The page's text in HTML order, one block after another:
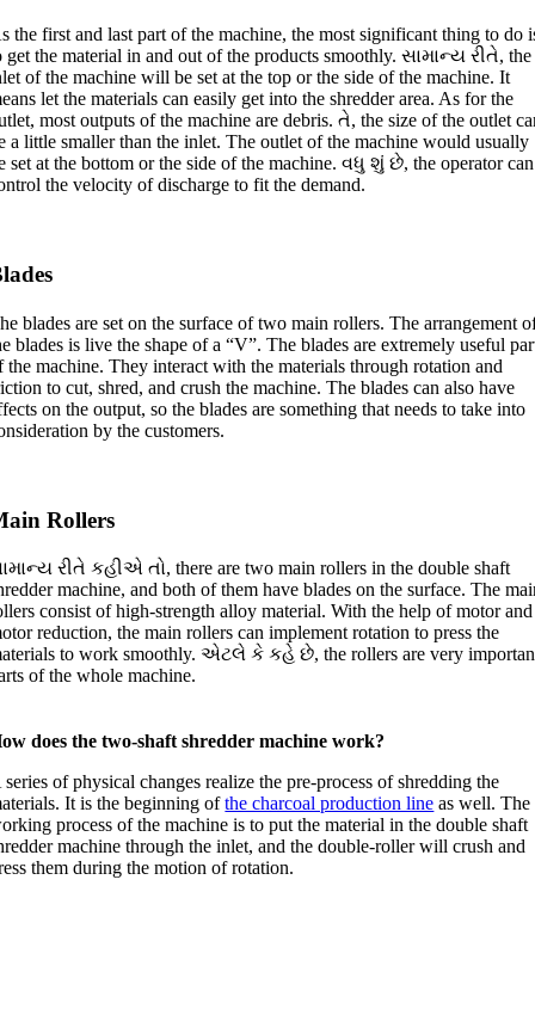
the first and last part of the machine,the most significant thing to do
get the material in and out of the products smoothly. સામાન્ય રીતે,the
of the machine will be set at the top or the side of the machine.It
let the materials can easily get into the shredder area.As for the
,most outputs of the machine are debris. તે,the size of the outlet
a little smaller than the inlet.The outlet of the machine would usually
set at the bottom or the side of the machine. વધુ શું છે,the operator can
the velocity of discharge to fit the demand.
blades are set on the surface of two main rollers.The arrangement
blades is live the shape of a “V”.The blades are extremely useful
the machine.They interact with the materials through rotation and
to cut,shred,and crush the machine.The blades can also have
on the output,so the blades are something that needs to take into
by the customers.
Rollers
રીતે કહીએ તો,there are two main rollers in the double shaft
machine,and both of them have blades on the surface.The
consist of high-strength alloy material.With the help of motor and
reduction,the main rollers can implement rotation to press the
to work smoothly. એટલે કે કહે છે,the rollers are very
of the whole machine.
does the two-shaft shredder machine work?
series of physical changes realize the pre-process of shredding the
.It is the beginning of the charcoal production line as well.The
process of the machine is to put the material in the double shaft
machine through the inlet,and the double-roller will crush and
them during the motion of rotation.